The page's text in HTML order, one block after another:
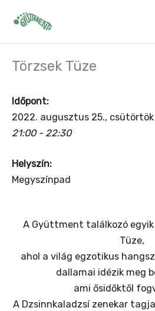
Törzsek Tüze
Időpont:
2022. augusztus 25., csütörtök
21:00 - 22:30
Helyszín:
Megyszínpad
A Gyüttment találkozó egyik
Tüze,
ahol a világ egzotikus
dallamai idézik meg
ami ősidőktől
A Dzsinnkaladzsí zenekar